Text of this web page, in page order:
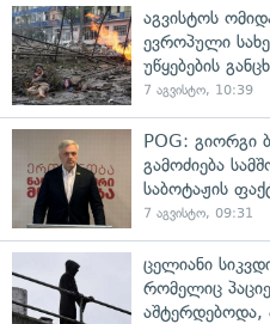
აგვისტოს
ევროპული
უწყებების
7 აგვისტო, 10:39
POG: გიორგი
გამოძიება
საბოტაჟის
7 აგვისტო, 09:31
ცელიანი
რომელიც
აშტერდებოდა,